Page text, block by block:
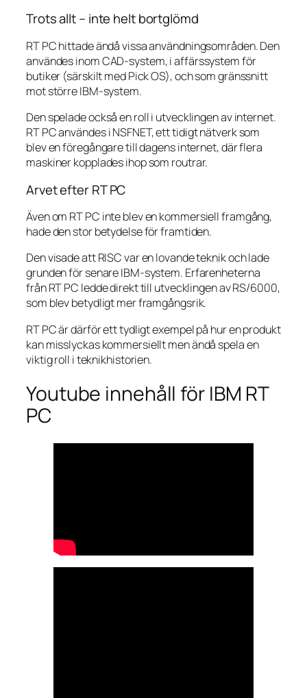
Trots allt – inte helt bortglömd
RT PC hittade ändå vissa användningsområden. Den
användes inom CAD-system, i affärssystem för
butiker (särskilt med Pick OS), och som gränssnitt
mot större IBM-system.
Den spelade också en roll i utvecklingen av internet.
RT PC användes i NSFNET, ett tidigt nätverk som
blev en föregångare till dagens internet, där flera
maskiner kopplades ihop som routrar.
Arvet efter RT PC
Även om RT PC inte blev en kommersiell framgång,
hade den stor betydelse för framtiden.
Den visade att RISC var en lovande teknik och lade
grunden för senare IBM-system. Erfarenheterna
från RT PC ledde direkt till utvecklingen av RS/6000,
som blev betydligt mer framgångsrik.
RT PC är därför ett tydligt exempel på hur en produkt
kan misslyckas kommersiellt men ändå spela en
viktig roll i teknikhistorien.
Youtube innehåll för IBM RT
PC